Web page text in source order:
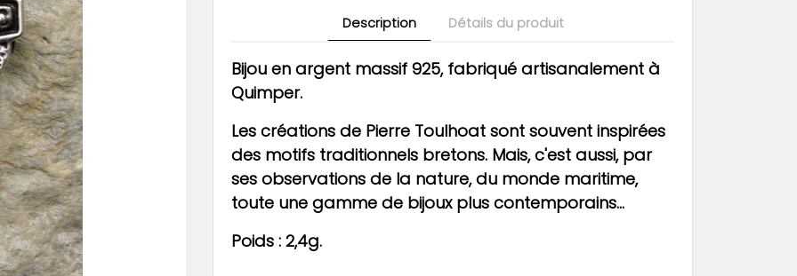
Description Détails du produit
Bijou en argent massif 925, fabriqué artisanalement à
Quimper.
Les créations de Pierre Toulhoat sont souvent inspirées
des motifs traditionnels bretons. Mais, c'est aussi, par
ses observations de la nature, du monde maritime,
toute une gamme de bijoux plus contemporains...
Poids : 2,4g.